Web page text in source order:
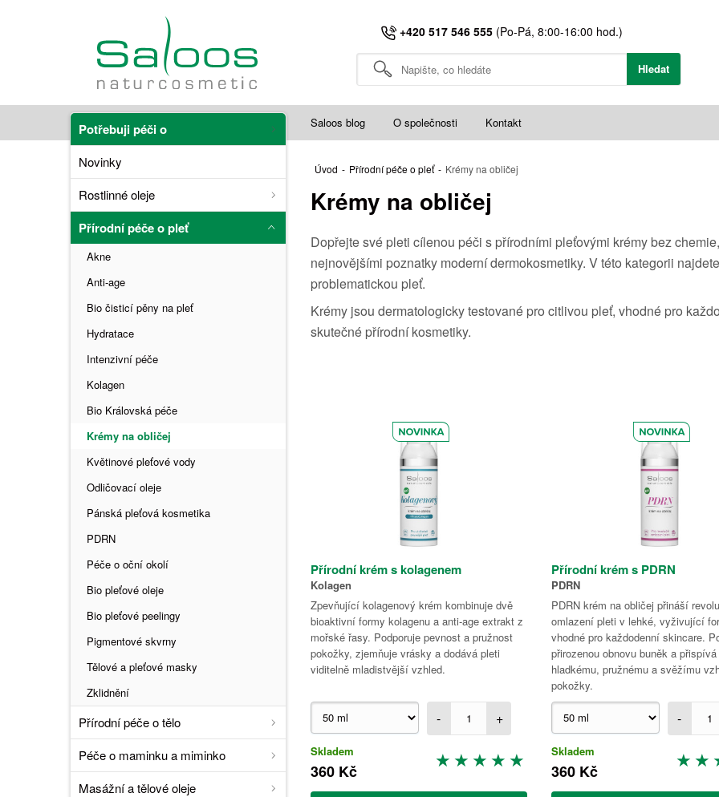
+420 517 546 555(Po-Pá, 8:00-16:00 hod.)
Hledat
Saloos blog O společnosti Kontakt
Potřebuji péči o
Novinky
Rostlinné oleje
Přírodní péče o pleť
Akne
Anti-age
Bio čisticí pěny na pleť
Hydratace
Intenzivní péče
Kolagen
Bio Královská péče
Krémy na obličej
Květinové pleťové vody
Odličovací oleje
Pánská pleťová kosmetika
PDRN
Péče o oční okolí
Bio pleťové oleje
Bio pleťové peelingy
Pigmentové skvrny
Tělové a pleťové masky
Zklidnění
Přírodní péče o tělo
Péče o maminku a miminko
Masážní a tělové oleje
Úvod - Přírodní péče o pleť - Krémy na obličej
Krémy na obličej
Dopřejte své pleti cílenou péči s přírodními pleťovými krémy bez
nejnovějšími poznatky moderní dermokosmetiky. V této kategorii
problematickou pleť.
Krémy jsou dermatologicky testované pro citlivou pleť, vhodné pro
skutečné přírodní kosmetiky.
Přírodní krém s kolagenem
Kolagen
Zpevňující kolagenový krém kombinuje dvě
bioaktivní formy kolagenu a anti-age extrakt z
mořské řasy. Podporuje pevnost a pružnost
pokožky, zjemňuje vrásky a dodává pleti
viditelně mladistvější vzhled.
- +
Skladem
360 Kč
Přírodní krém s PDRN
PDRN
PDRN krém na obličej přináší
omlazení pleti v lehké, vyživující
vhodné pro každodenní skincare.
přirozenou obnovu buněk a
hladkému, pružnému a svěžímu
pokožky.
-
Skladem
360 Kč